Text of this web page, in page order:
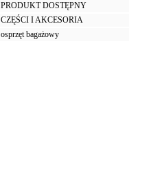
PRODUKT DOSTĘPNY
CZĘŚCI I AKCESORIA
osprzęt bagażowy